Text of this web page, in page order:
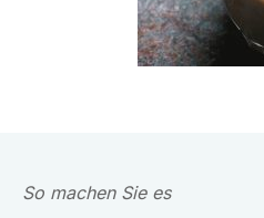
So machen Sie es